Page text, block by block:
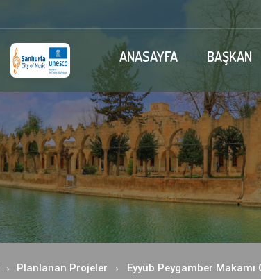
ANASAYFA BAŞKAN
Planlanan Projeler Eyyüb Peygamber Makamı